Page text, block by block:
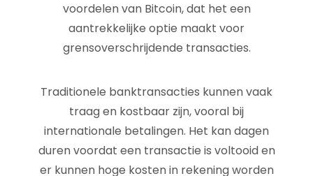
voordelen van Bitcoin, dat het een
aantrekkelijke optie maakt voor
grensoverschrijdende transacties.
Traditionele banktransacties kunnen vaak
traag en kostbaar zijn, vooral bij
internationale betalingen. Het kan dagen
duren voordat een transactie is voltooid en
er kunnen hoge kosten in rekening worden